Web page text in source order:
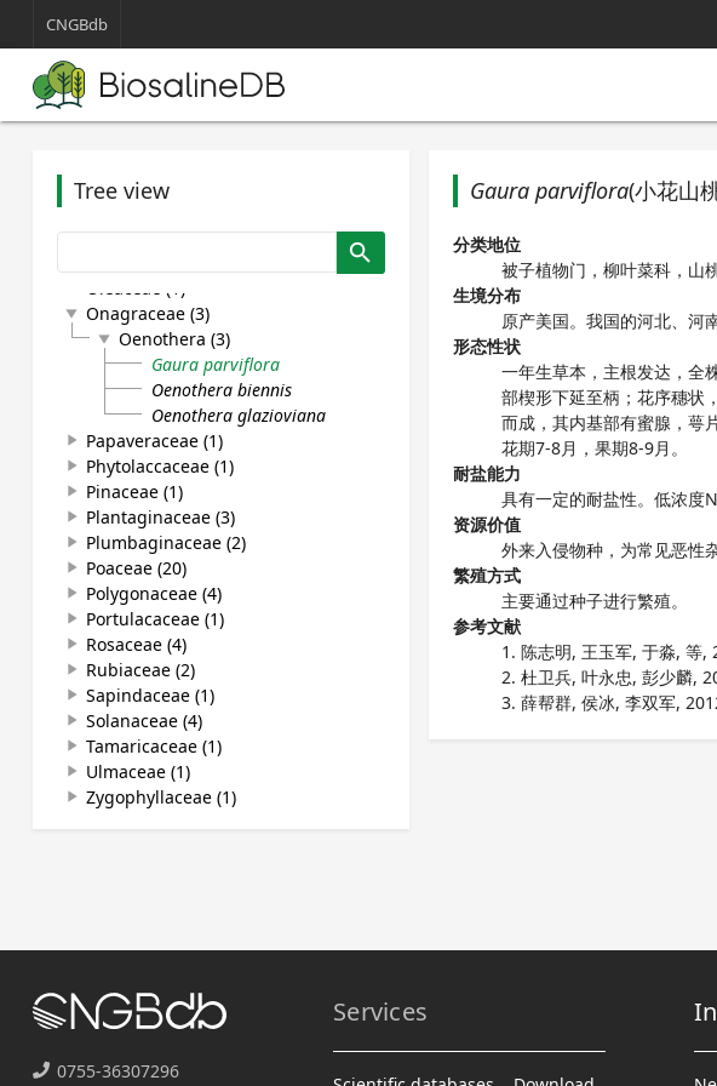
CNGBdb
Tree view
search
play_arrow Equisetaceae (1)
play_arrow
play_arrow Fabaceae (15)
play_arrow
play_arrow Lamiaceae (5)
play_arrow Meliaceae (1)
play_arrow Onagraceae (3)
play_arrow Oenothera (3)
Gaura parviflora
Oenothera biennis
Oenothera glazioviana
play_arrow Papaveraceae (1)
play_arrow Phytolaccaceae (1)
play_arrow Pinaceae (1)
play_arrow Plantaginaceae (3)
play_arrow Plumbaginaceae (2)
play_arrow Poaceae (20)
play_arrow Polygonaceae (4)
play_arrow Portulacaceae (1)
play_arrow Rosaceae (4)
play_arrow Rubiaceae (2)
play_arrow Sapindaceae (1)
play_arrow Solanaceae (4)
play_arrow Tamaricaceae (1)
play_arrow Ulmaceae (1)
play_arrow Zygophyllaceae (1)
Gaura parviflora(小花山
分类地位
被子植物门，柳叶菜科，山
生境分布
原产美国。我国的河北、河
形态性状
一年生草本，主根发达，全
部楔形下延至柄；花序穗状
而成，其内基部有蜜腺，萼
花期7-8月，果期8-9月。
耐盐能力
具有一定的耐盐性。低浓度
资源价值
外来入侵物种，为常见恶性
繁殖方式
主要通过种子进行繁殖。
参考文献
陈志明, 王玉军, 于淼, 等,
杜卫兵, 叶永忠, 彭少麟,
薛帮群, 侯冰, 李双军,
0755-36307296
Services